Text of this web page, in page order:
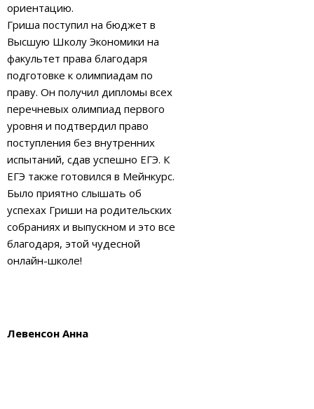
ориентацию.
Гриша поступил на бюджет в
Высшую Школу Экономики на
факультет права благодаря
подготовке к олимпиадам по
праву. Он получил дипломы всех
перечневых олимпиад первого
уровня и подтвердил право
поступления без внутренних
испытаний, сдав успешно ЕГЭ. К
ЕГЭ также готовился в Мейнкурс.
Было приятно слышать об
успехах Гриши на родительских
собраниях и выпускном и это все
благодаря, этой чудесной
онлайн-школе!
Левенсон Анна